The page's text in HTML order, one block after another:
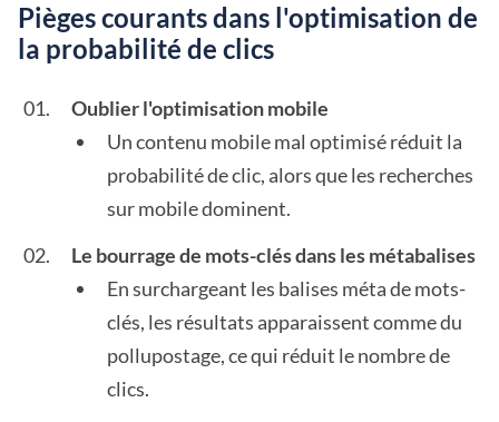
Pièges courants dans l'optimisation de
la probabilité de clics
Oublier l'optimisation mobile
Un contenu mobile mal optimisé réduit la
probabilité de clic, alors que les recherches
sur mobile dominent.
Le bourrage de mots-clés dans les métabalises
En surchargeant les balises méta de mots-
clés, les résultats apparaissent comme du
pollupostage, ce qui réduit le nombre de
clics.